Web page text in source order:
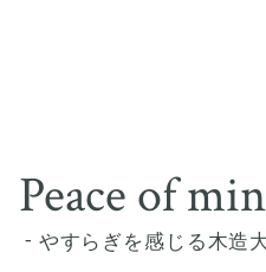
Peace of
やすらぎを感じる木造